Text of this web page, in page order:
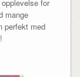
for
mange
perfekt med